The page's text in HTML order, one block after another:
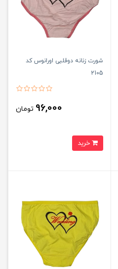
شورت زنانه دوقلبی اورانوس کد
2105
96,000 تومان